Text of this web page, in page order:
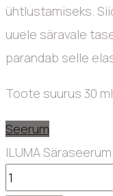
ühtlustamiseks.
uuele säravale
parandab selle
Toote suurus 30 ml.
Seerum
ILUMA